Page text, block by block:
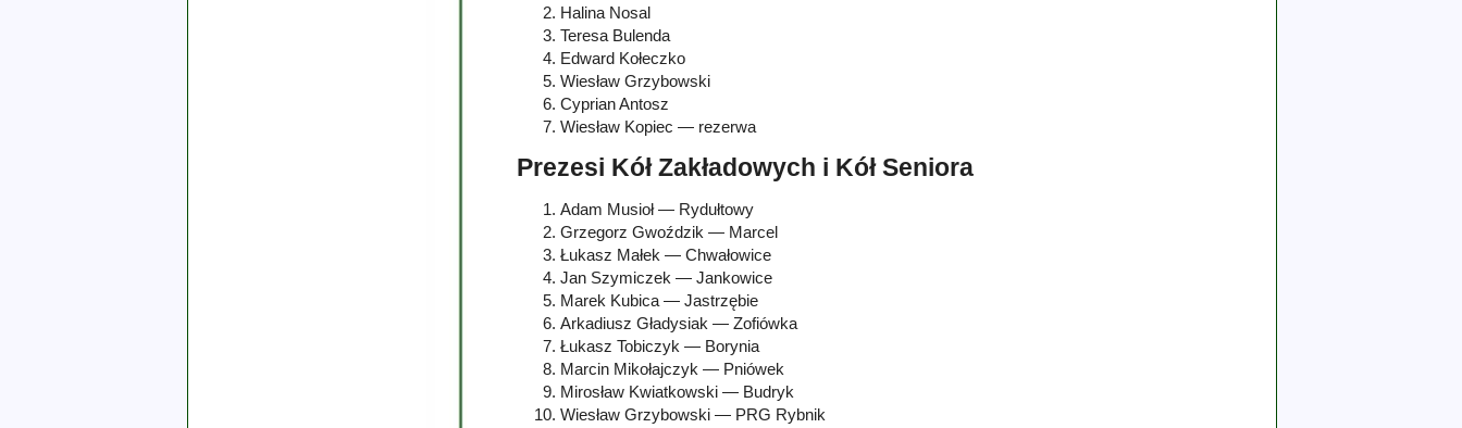
Halina Nosal
Teresa Bulenda
Edward Kołeczko
Wiesław Grzybowski
Cyprian Antosz
Wiesław Kopiec — rezerwa
Prezesi Kół Zakładowych i Kół Seniora
Adam Musioł — Rydułtowy
Grzegorz Gwoździk — Marcel
Łukasz Małek — Chwałowice
Jan Szymiczek — Jankowice
Marek Kubica — Jastrzębie­
Arkadiusz Gładysiak — Zofiówka
Łukasz Tobiczyk — Borynia
Marcin Mikołajczyk — Pniówek
Mirosław Kwiatkowski — Budryk
Wiesław Grzybowski — PRG Rybnik